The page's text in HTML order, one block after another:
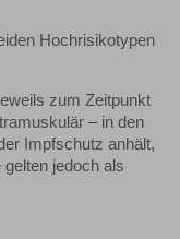
Hochrisikotypen
zum Zeitpunkt
– in den
Impfschutz anhält,
jedoch als